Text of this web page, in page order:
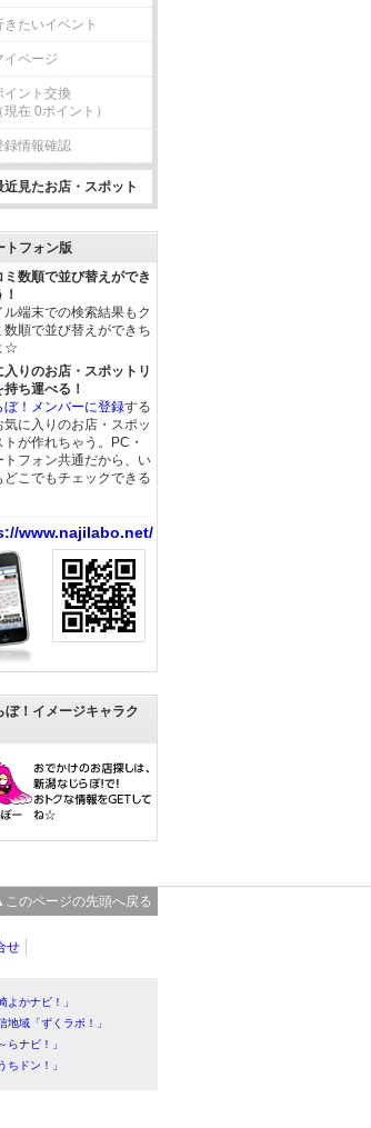
きたいイベント
イページ
イント交換
（現在 0ポイント）
録情報確認
近見たお店・スポット
トフォン版
ミ数順で並び替えができ
ル端末での検索結果もク
数順で並び替えができち
☆
入りのお店・スポットリ
持ち運べる！
ぼ！メンバーに登録する
気に入りのお店・スポッ
トが作れちゃう。PC・
トフォン共通だから、い
どこでもチェックできる
www.najilabo.net/
ぼ！イメージキャラク
のページの先頭へ戻る
せ
よかナビ！」
地域「ずくラボ！」
らナビ！」
ちドン！」